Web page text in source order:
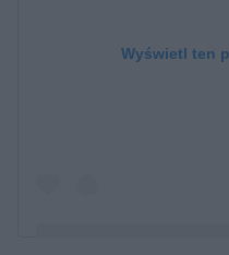
Wyświetl ten